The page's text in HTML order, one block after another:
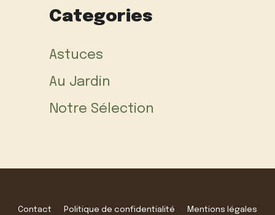
Categories
Astuces
Au Jardin
Notre Sélection
Contact Politique de confidentialité Mentions légales